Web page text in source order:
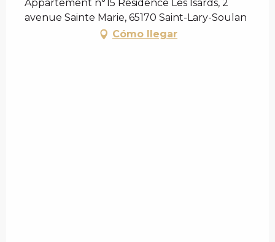
Appartement n°15 Résidence Les Isards, 2
avenue Sainte Marie, 65170 Saint-Lary-Soulan
Cómo llegar